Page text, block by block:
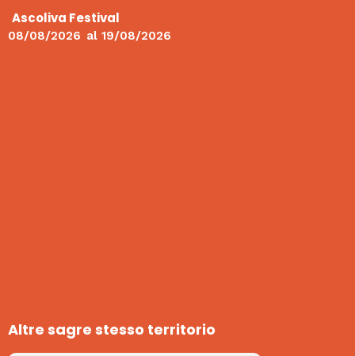
Ascoliva Festival
08/08/2026 al 19/08/2026
Altre sagre stesso territorio